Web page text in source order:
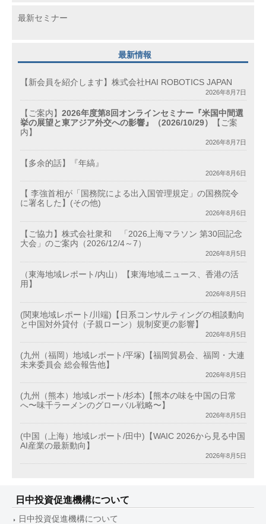
最新セミナー
最新情報
【新会員を紹介します】株式会社HAI ROBOTICS JAPAN
2026年8月7日
【ご案内】 2026年度第8回オンラインセミナー『米国中間選
挙の展望と東アジア外交への影響』（2026/10/29）
【ご案
内】
2026年8月7日
【多余的話】『年縞』
2026年8月6日
【 李強首相が「国務院による出入国管理規定」の国務院令
に署名した】(その他)
2026年8月6日
【ご協力】株式会社衆和 「2026上海マラソン 第30回記念
大会」のご案内（2026/12/4～7）
2026年8月5日
（東海地域レポート/内山）【東海地域ニュース、香港の活
用】
2026年8月5日
(関東地域レポート/川端)【日系コンサルティングの相談動向
と中国対外貸付（子親ローン）規制変更の影響】
2026年8月5日
(九州（福岡）地域レポート/平塚)【福岡貿易会、福岡・大連
未来委員会 総会報告他】
2026年8月5日
(九州（熊本）地域レポート/杉本)【熊本の味を中国の日常
へ〜味千ラーメンのグローバル戦略〜】
2026年8月5日
(中国（上海）地域レポート/田中)【WAIC 2026から見る中国
AI産業の最新動向】
2026年8月5日
日中投資促進機構について
日中投資促進機構について